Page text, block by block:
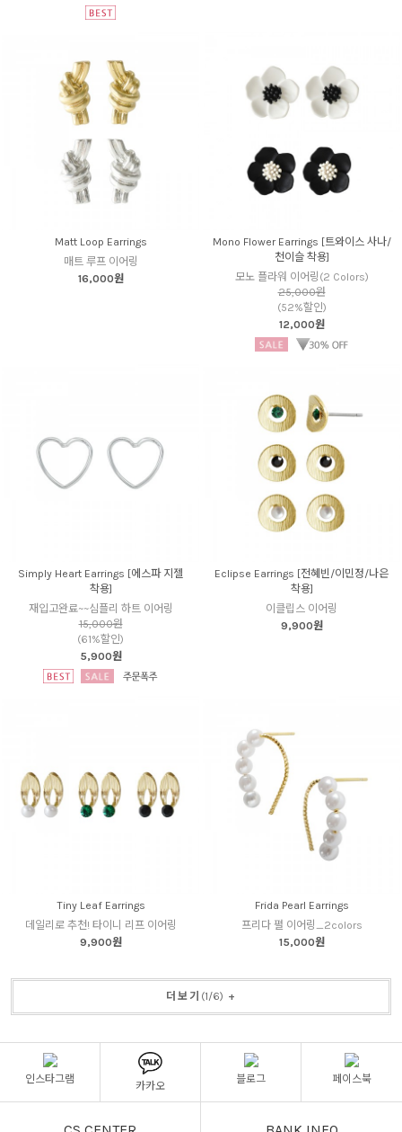
Matt Loop Earrings
매트 루프 이어링
16,000원
Mono Flower Earrings [트와이스 사나/
천이슬 착용]
모노 플라워 이어링(2 Colors)
25,000원
(52%할인)
12,000원
Simply Heart Earrings [에스파 지젤
착용]
재입고완료~~심플리 하트 이어링
15,000원
(61%할인)
5,900원
Eclipse Earrings [전혜빈/이민정/나은
착용]
이클립스 이어링
9,900원
Tiny Leaf Earrings
데일리로 추천! 타이니 리프 이어링
9,900원
Frida Pearl Earrings
프리다 펄 이어링_2colors
15,000원
더보기 (1/6) +
인스타그램
카카오
블로그 페이스북